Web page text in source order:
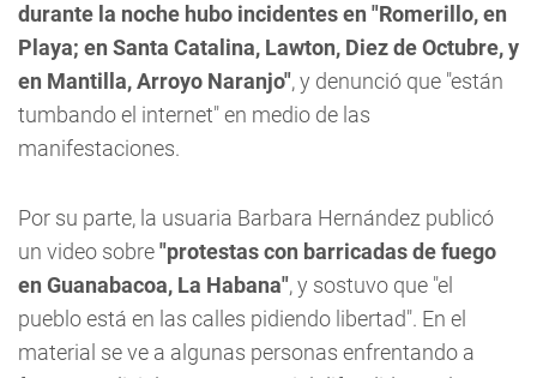
durante la noche hubo incidentes en "Romerillo, en
Playa; en Santa Catalina, Lawton, Diez de Octubre, y
en Mantilla, Arroyo Naranjo", y denunció que "están
tumbando el internet" en medio de las
manifestaciones.
Por su parte, la usuaria Barbara Hernández publicó
un video sobre"protestas con barricadas de fuego
en Guanabacoa, La Habana", y sostuvo que "el
pueblo está en las calles pidiendo libertad". En el
material se ve a algunas personas enfrentando a